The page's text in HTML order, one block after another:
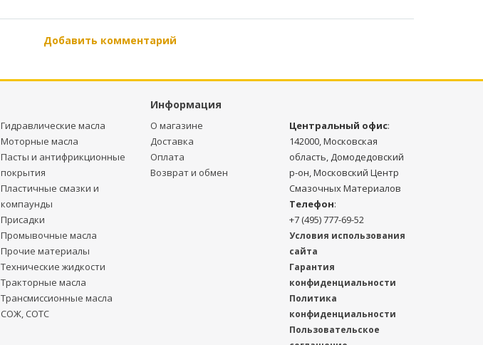
Добавить комментарий
Информация
Гидравлические масла
Моторные масла
Пасты и антифрикционные
покрытия
Пластичные смазки и
компаунды
Присадки
Промывочные масла
Прочие материалы
Технические жидкости
Тракторные масла
Трансмиссионные масла
СОЖ, СОТС
О магазине
Доставка
Оплата
Возврат и обмен
Центральный офис:
142000, Московская
область, Домодедовский
р-он, Московский Центр
Смазочных Материалов
Телефон:
+7 (495) 777-69-52
Условия использования
сайта
Гарантия
конфиденциальности
Политика
конфиденциальности
Пользовательское